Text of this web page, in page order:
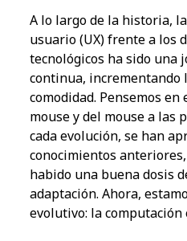
A lo largo de la historia,
usuario (UX) frente a los
tecnológicos ha sido una
continua, incrementando
comodidad. Pensemos
mouse y del mouse a las
cada evolución, se han
conocimientos
habido una buena dosis
adaptación. Ahora,
evolutivo: la computación